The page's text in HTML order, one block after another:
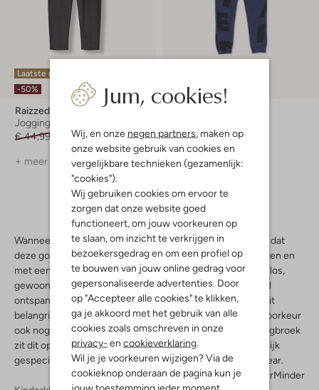
Jum, cookies!
Wij, en onze negen partners , maken op
onze website gebruik van cookies en
vergelijkbare technieken (gezamenlijk:
"cookies").
Wij gebruiken cookies om ervoor te
zorgen dat onze website goed
functioneert, om jouw voorkeuren op
te slaan, om inzicht te verkrijgen in
bezoekersgedrag en om een profiel op
te bouwen van jouw online gedrag voor
gepersonaliseerde advertenties. Door
op "Accepteer alle cookies" te klikken,
ga je akkoord met het gebruik van alle
cookies zoals omschreven in onze
privacy- en cookieverklaring
Wil je je voorkeuren wijzigen? Via de
cookieknop onderaan de pagina kun je
jouw toestemming ieder moment
Laatste maten
-50%
Raizzed
Joggingbroek
€ 44,99
€ 21,99
+ meer kleuren
-60%
€ 44,95 € 17,99
Wanneer je een joggingbroek draagt, dan is het belangrijk dat
deze goed zit. Gemaakt van materialen die prettig aanvoelen en
met een perfecte pasvorm. Niet te strak, maar ook niet te los,
gewoon een broek die je altijd aan kan doen als je even wil
ontspannen, of wil gaan sporten. Vooral voor kinderen is dit
belangrijk. Zij willen een broek die lekker zit en die er bij voorkeur
ook nog modern en stijlvol uitziet. Met een Raizzed joggingbroek
zit dit op alle fronten goed. Dit Nederlandse merk is namelijk
gespecialiseerd op het gebied van trendy, casual streetwear.
MeerMinder